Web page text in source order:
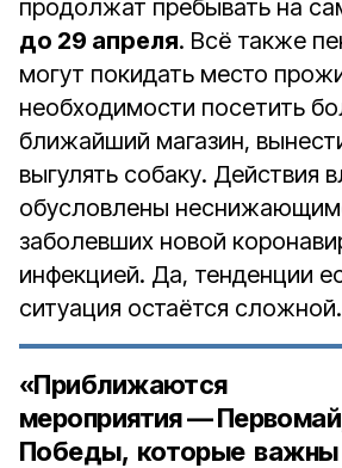
продолжат пребывать на
до 29 апреля. Всё также
могут покидать место
необходимости посетить
ближайший магазин,
выгулять собаку. Действия
обусловлены
заболевших новой
инфекцией. Да, тенденции
ситуация остаётся сложной.
мероприятия —
Победы, которые